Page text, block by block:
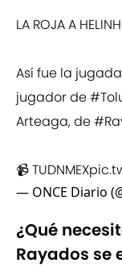
LA ROJA A
Así fue la
jugador de
Arteaga, de
📹 TUDNMEX
— ONCE Diario
¿Qué
Rayados se